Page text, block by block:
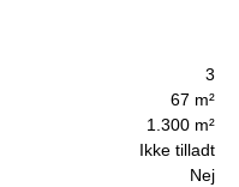
3
67 m²
1.300 m²
Ikke tilladt
Nej